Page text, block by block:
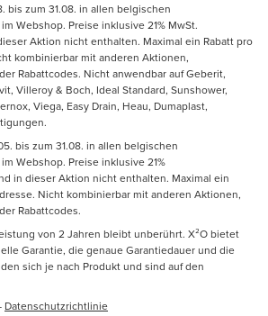
bis zum 31.08. in allen belgischen
Webshop. Preise inklusive 21% MwSt.
Aktion nicht enthalten. Maximal ein Rabatt pro
kombinierbar mit anderen Aktionen,
Rabattcodes. Nicht anwendbar auf Geberit,
Villeroy & Boch, Ideal Standard, Sunshower,
Viega, Easy Drain, Heau, Dumaplast,
bis zum 31.08. in allen belgischen
Webshop. Preise inklusive 21%
in dieser Aktion nicht enthalten. Maximal ein
Nicht kombinierbar mit anderen Aktionen,
Rabattcodes.
von 2 Jahren bleibt unberührt. X²O bietet
Garantie, die genaue Garantiedauer und die
sich je nach Produkt und sind auf den
Datenschutzrichtlinie